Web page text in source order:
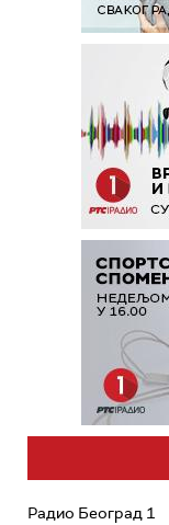
Радио Београд 1